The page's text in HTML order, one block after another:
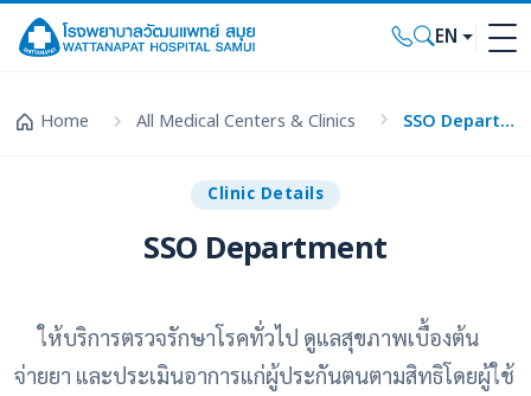
EN
Home All Medical Centers & Clinics SSO Department
Clinic Details
SSO Department
ให้บริการตรวจรักษาโรคทั่วไป ดูแลสุขภาพเบื้องต้น
จ่ายยา และประเมินอาการแก่ผู้ประกันตนตามสิทธิโดยผู้ใช้